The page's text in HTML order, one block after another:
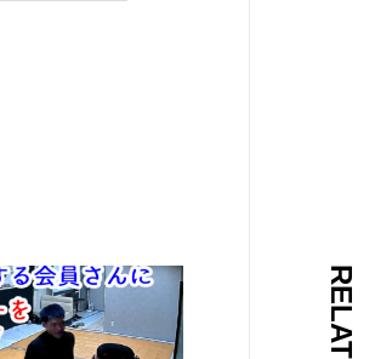
RELATED